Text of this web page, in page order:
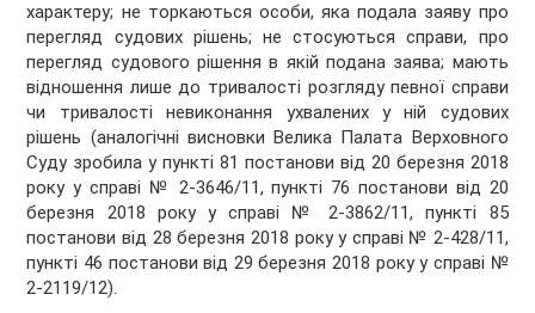
характеру; не торкаються особи, яка подала заяву про
перегляд судових рішень; не стосуються справи, про
перегляд судового рішення в якій подана заява; мають
відношення лише до тривалості розгляду певної справи
чи тривалості невиконання ухвалених у ній судових
рішень (аналогічні висновки Велика Палата Верховного
Суду зробила у пункті 81 постанови від 20 березня 2018
року у справі № 2-3646/11, пункті 76 постанови від 20
березня 2018 року у справі № 2-3862/11, пункті 85
постанови від 28 березня 2018 року у справі № 2-428/11,
пункті 46 постанови від 29 березня 2018 року у справі №
2-2119/12).